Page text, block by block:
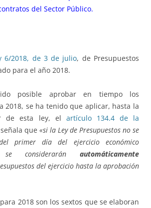
del Sector Público.
6/2018, de 3 de julio, de Presupuestos
para el año 2018.
posible aprobar en tiempo los
2018, se ha tenido que aplicar, hasta la
de esta ley, el artículo 134.4 de la
que «si la Ley de Presupuestos no se
primer día del ejercicio económico
se considerarán automáticamente
del ejercicio hasta la aprobación
2018 son los sextos que se elaboran